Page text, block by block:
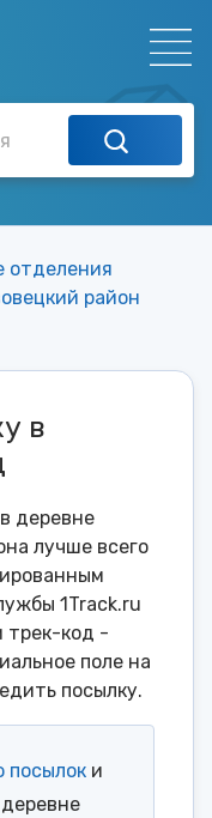
отделения
район
в
деревне
лучше всего
1Track.ru
трек-код -
поле на
посылку.
посылок и